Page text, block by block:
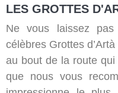
LES GROTTES
Ne vous laissez
célèbres Grottes
au bout de la route qui
que nous vous